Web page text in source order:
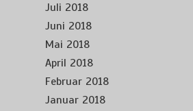
Juli 2018
Juni 2018
Mai 2018
April 2018
Februar 2018
Januar 2018